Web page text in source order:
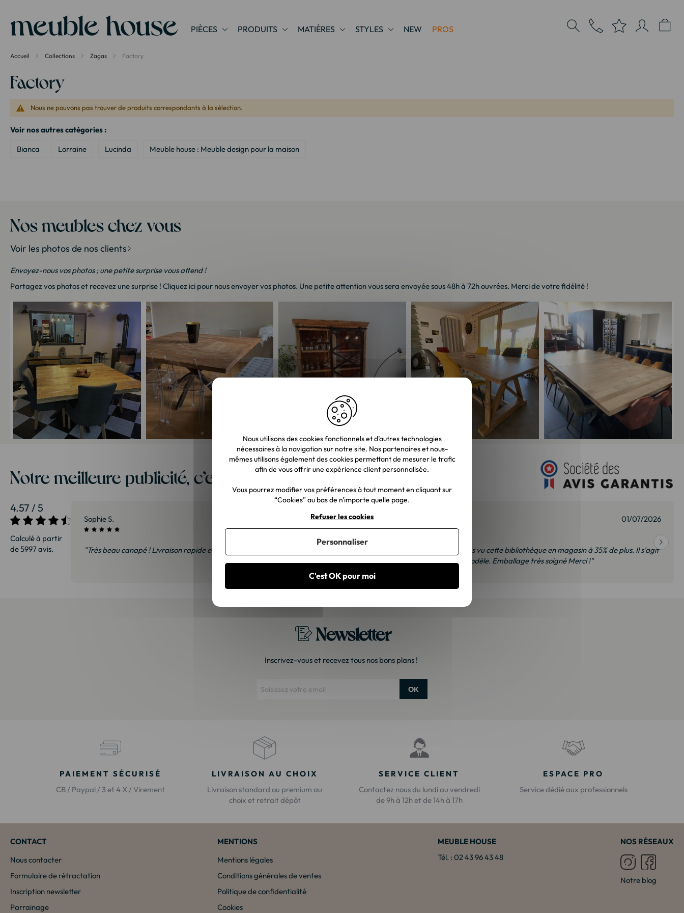
PIÈCES PRODUITS MATIÈRES STYLES NEW PROS
Accueil Collections Zagas Factory
Factory
Nous ne pouvons pas trouver de produits correspondants à la sélection.
Voir nos autres catégories :
Bianca
Lorraine Lucinda Meuble house : Meuble design pour la maison
Nos meubles chez vous
Voir les photos de nos clients
Envoyez-nous vos photos ; une petite surprise vous attend !
Partagez vos photos et recevez une surprise ! Cliquez ici pour nous envoyer vos photos. Une petite attention vous sera envoyée sous 48h à 72h ouvrées. Merci de votre fidélité !
Notre meilleure publicité, c’est vous
4.57 / 5
Calculé à partir
de 5997 avis.
27/07/2026
ravis et
Sophie S. 27/07/2026
"Très beau canapé ! Livraison rapide et soignée."
01/07/2026
"Très satisfait. Nous avons vu cette bibliothèque en magasin à 35% de plus. Il s’agit
exactement du même modèle. Emballage très soigné Merci !"
Newsletter
Inscrivez-vous et recevez tous nos bons plans !
OK
PAIEMENT SÉCURISÉ
CB / Paypal / 3 et 4 X / Virement
LIVRAISON AU CHOIX
Livraison standard ou premium au
choix et retrait dépôt
SERVICE CLIENT
Contactez nous du lundi au vendredi
de 9h à 12h et de 14h à 17h
ESPACE PRO
Service dédié aux professionnels
CONTACT
Nous contacter
Formulaire de rétractation
Inscription newsletter
Parrainage
MENTIONS
Mentions légales
Conditions générales de ventes
Politique de confidentialité
Cookies
MEUBLE HOUSE
Tél. : 02 43 96 43 48
NOS RÉSEAUX
Notre blog
Nous utilisons des cookies fonctionnels et d’autres technologies
nécessaires à la navigation sur notre site. Nos partenaires et nous-
mêmes utilisons également des cookies permettant de mesurer le trafic
afin de vous offrir une expérience client personnalisée.
Vous pourrez modifier vos préférences à tout moment en cliquant sur
“Cookies” au bas de n'importe quelle page.
C'est OK pour moi
Refuser les cookies
Personnaliser